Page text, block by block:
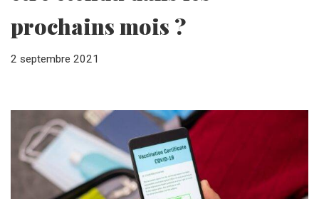
prochains mois ?
2 septembre 2021